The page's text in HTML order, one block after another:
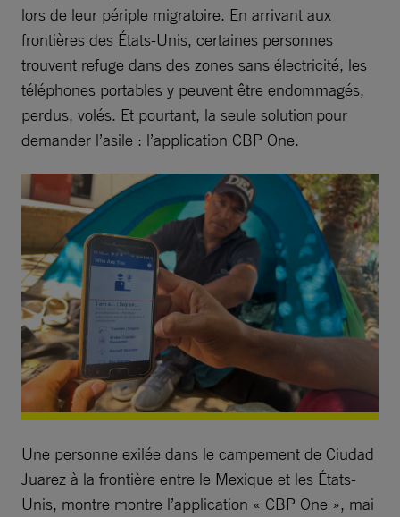
lors de leur périple migratoire. En arrivant aux
frontières des États-Unis, certaines personnes
trouvent refuge dans des zones sans électricité, les
téléphones portables y peuvent être endommagés,
perdus, volés. Et pourtant, la seule solution pour
demander l’asile : l’application CBP One.
Une personne exilée dans le campement de Ciudad
Juarez à la frontière entre le Mexique et les États-
Unis, montre montre l’application « CBP One », mai